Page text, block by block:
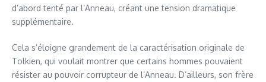
d’abord tenté par l’Anneau, créant une tension dramatique
supplémentaire.
Cela s’éloigne grandement de la caractérisation originale de
Tolkien, qui voulait montrer que certains hommes pouvaient
résister au pouvoir corrupteur de l’Anneau. D’ailleurs, son frère